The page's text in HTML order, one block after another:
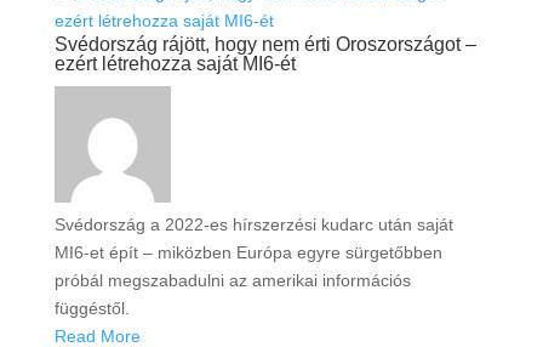
Svédország rájött, hogy nem érti Oroszországot –
ezért létrehozza saját MI6-ét
Svédország a 2022-es hírszerzési kudarc után saját
MI6-et épít – miközben Európa egyre sürgetőbben
próbál megszabadulni az amerikai információs
függéstől.
Read More